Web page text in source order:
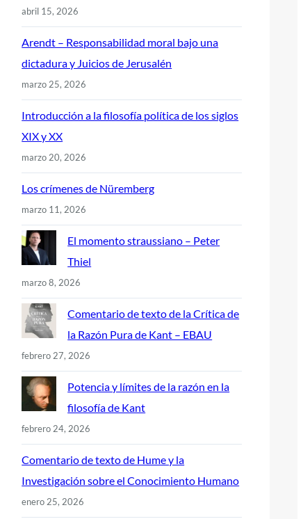
abril 15, 2026
Arendt – Responsabilidad moral bajo una
dictadura y Juicios de Jerusalén
marzo 25, 2026
Introducción a la filosofía política de los siglos
XIX y XX
marzo 20, 2026
Los crímenes de Nüremberg
marzo 11, 2026
El momento straussiano – Peter
Thiel
marzo 8, 2026
Comentario de texto de la Crítica de
la Razón Pura de Kant – EBAU
febrero 27, 2026
Potencia y límites de la razón en la
filosofía de Kant
febrero 24, 2026
Comentario de texto de Hume y la
Investigación sobre el Conocimiento Humano
enero 25, 2026